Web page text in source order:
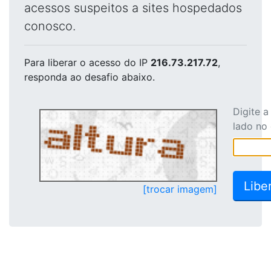
acessos suspeitos a sites hospedados
conosco.
Para liberar o acesso do IP 216.73.217.72,
responda ao desafio abaixo.
[trocar imagem]
Digite
lado no